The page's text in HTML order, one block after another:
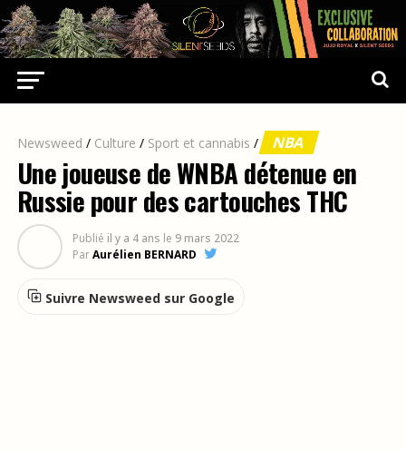
Newsweed / Culture / Sport et cannabis / NBA
Une joueuse de WNBA détenue en
Russie pour des cartouches THC
Publié il y a 4 ans le 9 mars 2022
ParAurélien BERNARD
Suivre Newsweed sur Google